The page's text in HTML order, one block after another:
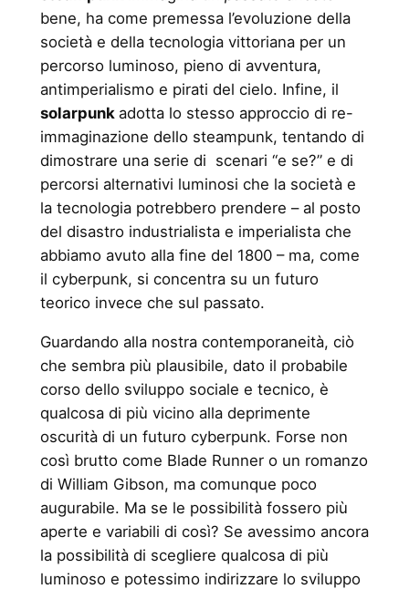
bene, ha come premessa l’evoluzione della
società e della tecnologia vittoriana per un
percorso luminoso, pieno di avventura,
antimperialismo e pirati del cielo. Infine, il
solarpunk adotta lo stesso approccio di re-
immaginazione dello steampunk, tentando di
dimostrare una serie di scenari “e se?” e di
percorsi alternativi luminosi che la società e
la tecnologia potrebbero prendere – al posto
del disastro industrialista e imperialista che
abbiamo avuto alla fine del 1800 – ma, come
il cyberpunk, si concentra su un futuro
teorico invece che sul passato.
Guardando alla nostra contemporaneità, ciò
che sembra più plausibile, dato il probabile
corso dello sviluppo sociale e tecnico, è
qualcosa di più vicino alla deprimente
oscurità di un futuro cyberpunk. Forse non
così brutto come Blade Runner o un romanzo
di William Gibson, ma comunque poco
augurabile. Ma se le possibilità fossero più
aperte e variabili di così? Se avessimo ancora
la possibilità di scegliere qualcosa di più
luminoso e potessimo indirizzare lo sviluppo